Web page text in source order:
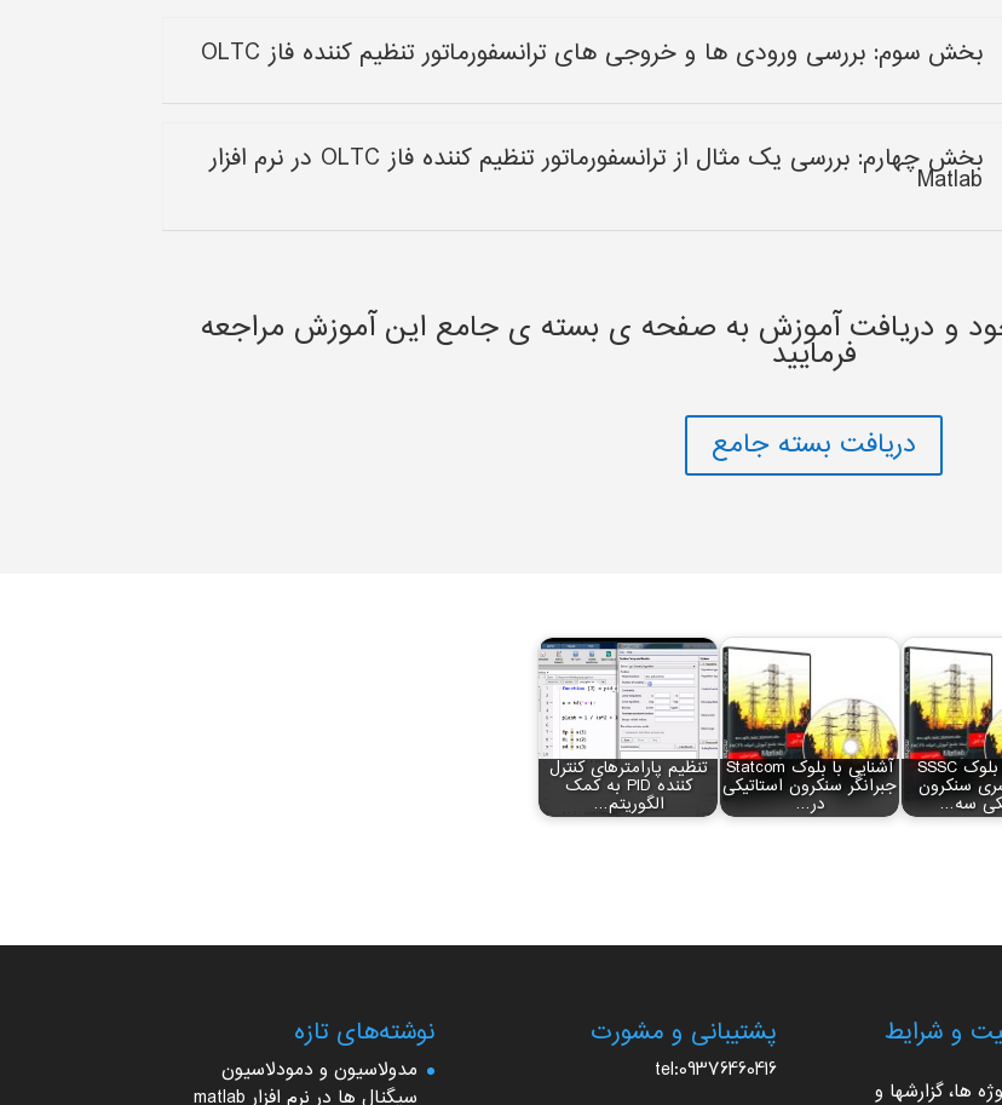
بخش سوم: بررسی ورودی ها و خروجی های ترانسفورماتور تنظیم کننده فاز OLTC
بخش چهارم: بررسی یک مثال از ترانسفورماتور تنظیم کننده فاز OLTC در نرم افزار
Matlab
و دریافت آموزش به صفحه ی بسته ی جامع این آموزش مراجعه
فرمایید
دریافت بسته جامع
آشنایی با بلوک SSSC
سنکرون
سه…
آشنایی با بلوک Statcom
جبرانگر سنکرون استاتیکی
در…
تنظیم پارامترهای کنترل
کننده PID به کمک
الگوریتم…
نوشته‌های تازه
مدولاسیون و دمودلاسیون
پشتیبانی و مشورت
tel:09376460416
و شرایط
ها، گزارشها و